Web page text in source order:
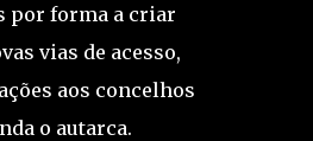
por forma a criar
vias de acesso,
aos concelhos
o autarca.